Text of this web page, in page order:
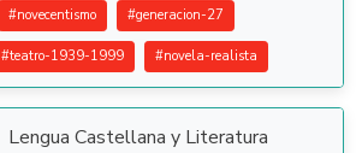
#novecentismo #generacion-27
#teatro-1939-1999 #novela-realista
Lengua Castellana y Literatura